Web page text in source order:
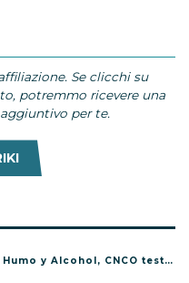
Se clicchi su
potremmo ricevere una
per te.
y Alcohol, CNCO testo e traduzione nuovo singolo